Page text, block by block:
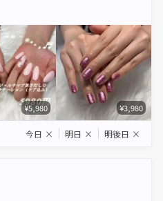
¥5,980 ¥3,980
今日 × 明日 × 明後日 ×